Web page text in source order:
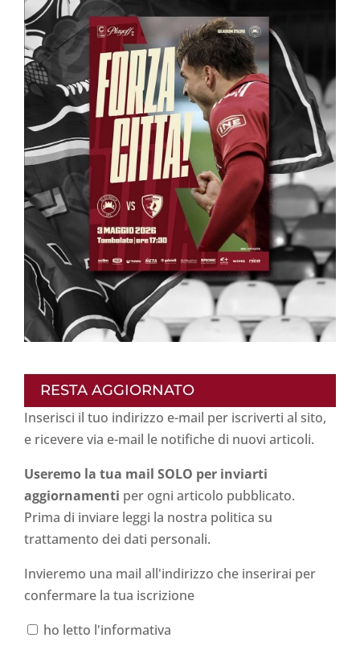
RESTA AGGIORNATO
Inserisci il tuo indirizzo e-mail per iscriverti al sito,
e ricevere via e-mail le notifiche di nuovi articoli.
Useremo la tua mail SOLO per inviarti
aggiornamenti per ogni articolo pubblicato.
Prima di inviare leggi la nostra politica su
trattamento dei dati personali.
Invieremo una mail all'indirizzo che inserirai per
confermare la tua iscrizione
ho letto l'informativa